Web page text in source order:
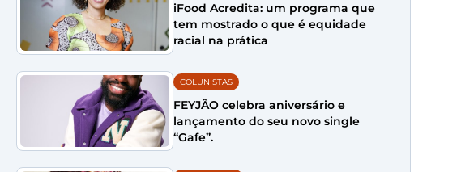
iFood Acredita: um programa que
tem mostrado o que é equidade
racial na prática
COLUNISTAS
FEYJÃO celebra aniversário e
lançamento do seu novo single
“Gafe”.